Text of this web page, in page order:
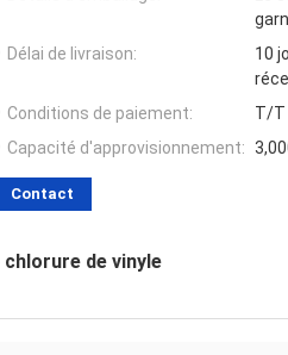
Délai de livraison:
10
Conditions de paiement:
T/T
Capacité d'approvisionnement:
Contact
chlorure de vinyle